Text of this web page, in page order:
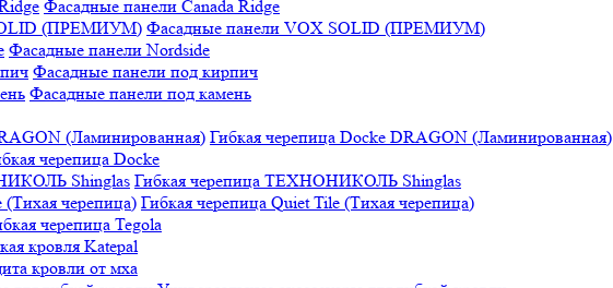
Фасадные панели Canada Ridge
Фасадные панели VOX SOLID (ПРЕМИУМ)
Фасадные панели Nordside
Фасадные панели под кирпич
Фасадные панели под камень
Гибкая черепица Docke DRAGON (Ламинированная)
черепица Docke
Гибкая черепица ТЕХНОНИКОЛЬ Shinglas
Гибкая черепица Quiet Tile (Тихая черепица)
черепица Tegola
кровля Katepal
кровли от мха